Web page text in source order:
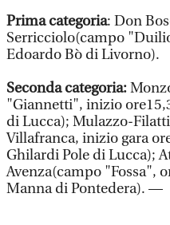
Prima categoria: Don
Serricciolo(campo
Edoardo Bò di Livorno).
Seconda categoria:
"Giannetti", inizio
di Lucca); Mulazzo-
Villafranca, inizio gara
Ghilardi Pole di Lucca);
Avenza(campo "Fossa",
Manna di Pontedera). —